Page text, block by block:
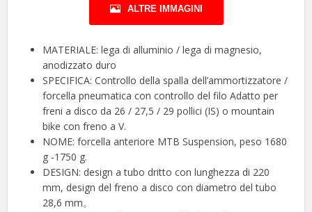
ALTRE IMMAGINI
MATERIALE: lega di alluminio / lega di magnesio,
anodizzato duro
SPECIFICA: Controllo della spalla dell’ammortizzatore /
forcella pneumatica con controllo del filo Adatto per
freni a disco da 26 / 27,5 / 29 pollici (IS) o mountain
bike con freno a V.
NOME: forcella anteriore MTB Suspension, peso 1680
g -1750 g.
DESIGN: design a tubo dritto con lunghezza di 220
mm, design del freno a disco con diametro del tubo
28,6 mm。